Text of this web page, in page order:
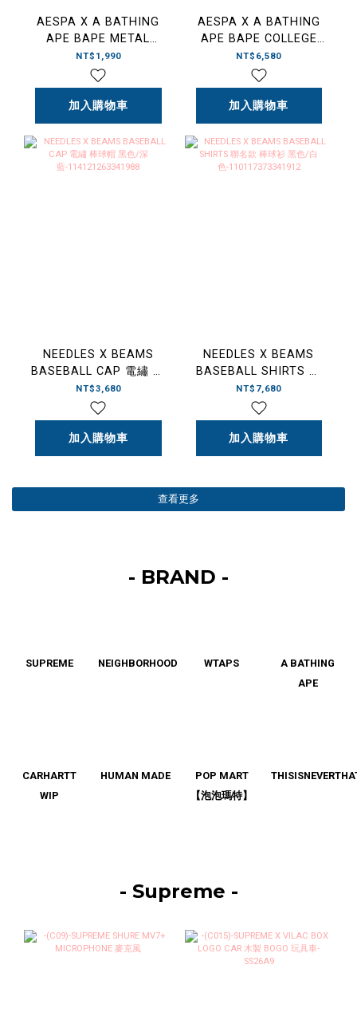
AESPA X A BATHING
APE BAPE METAL
KEYCAHIN 鑰匙圈 吊飾
NT$1,990
加入購物車
AESPA X A BATHING
APE BAPE COLLEGE
TEE LADIES 聯名款 迷
彩 猿人 文字T 女版
NT$6,580
加入購物車
NEEDLES X BEAMS
BASEBALL CAP 電繡 棒
球帽 黑色/深
藍-114121263341988
NT$3,680
加入購物車
NEEDLES X BEAMS
BASEBALL SHIRTS 聯
名款 棒球衫 黑色/白
色-110117373341912
NT$7,680
加入購物車
查看更多
- BRAND -
SUPREME NEIGHBORHOOD WTAPS
A BATHING
APE
CARHARTT
WIP
HUMAN MADE
POP MART
【泡泡瑪特】
- Supreme -